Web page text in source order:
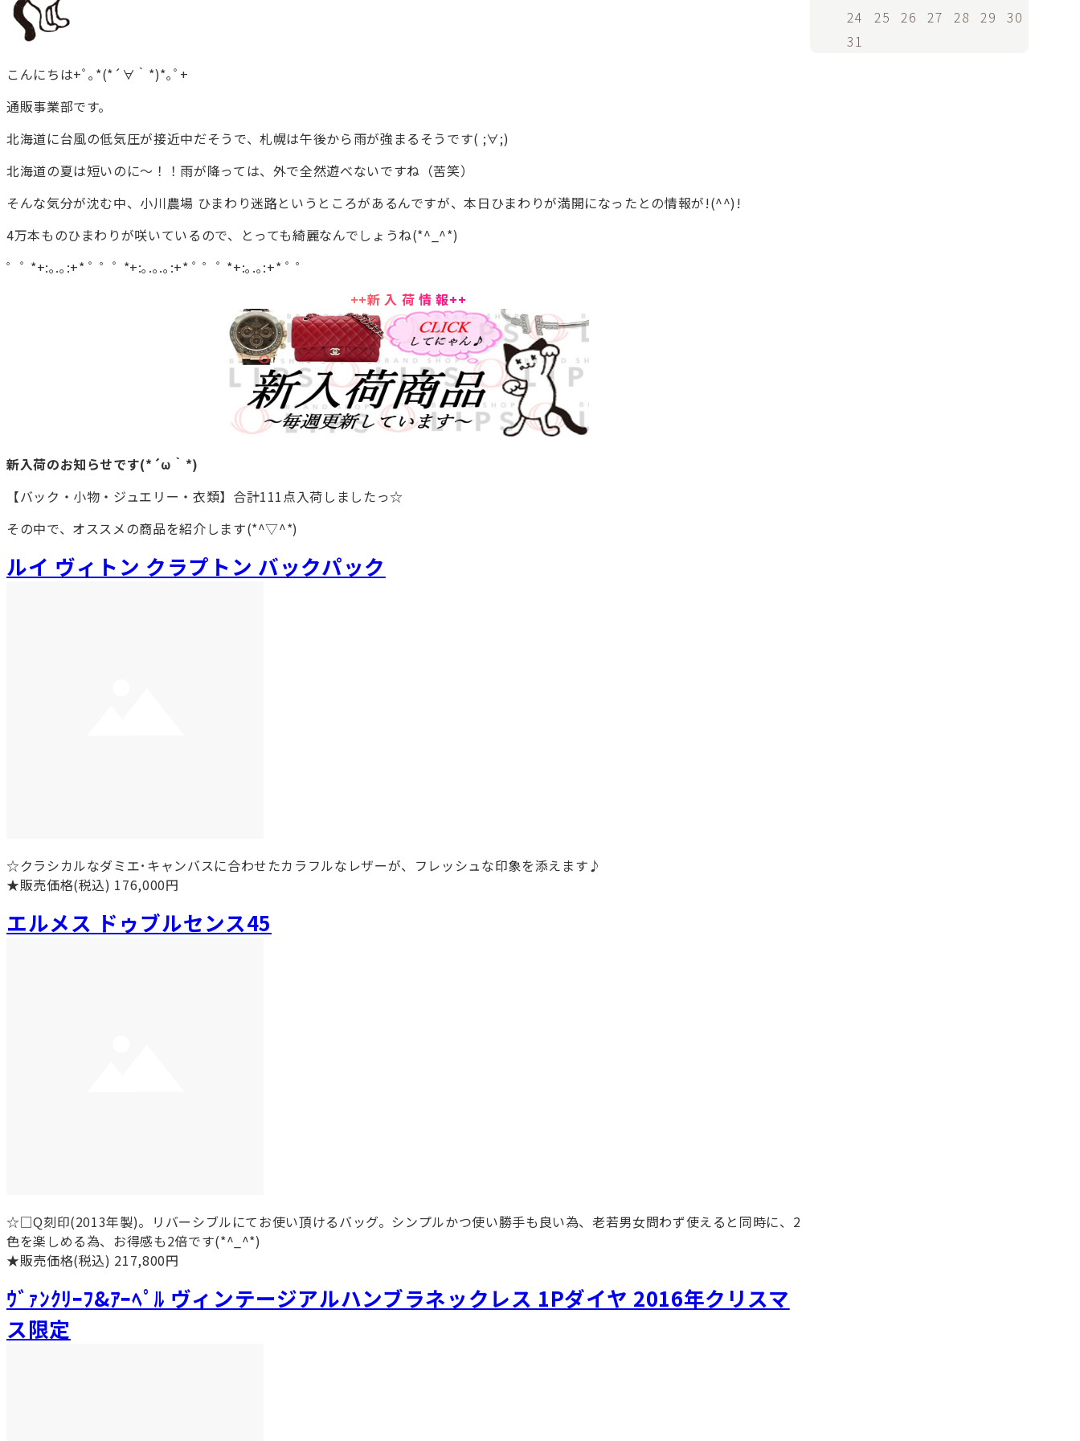
こんにちは+ﾟ｡*(*´∀｀*)*｡ﾟ+
通販事業部です。
北海道に台風の低気圧が接近中だそうで、札幌は午後から雨が強まるそうです( ;∀;)
北海道の夏は短いのに～！！雨が降っては、外で全然遊べないですね（苦笑）
そんな気分が沈む中、小川農場 ひまわり迷路というところがあるんですが、本日ひまわりが満開になったとの情報が!(^^)!
4万本ものひまわりが咲いているので、とっても綺麗なんでしょうね(*^_^*)
゜ﾟ *+:｡.｡:+* ﾟ ゜ﾟ *+:｡.｡.｡:+* ﾟ ゜ﾟ *+:｡.｡:+* ﾟ ゜
++新 入 荷 情 報++
新入荷のお知らせです(*´ω｀*)
【バック・小物・ジュエリー・衣類】合計111点入荷しましたっ☆
その中で、オススメの商品を紹介します(*^▽^*)
ルイ ヴィトン クラプトン バックパック
☆クラシカルなダミエ･キャンバスに合わせたカラフルなレザーが、フレッシュな印象を添えます♪
★販売価格(税込) 176,000円
エルメス ドゥブルセンス45
☆□Q刻印(2013年製)。リバーシブルにてお使い頂けるバッグ。シンプルかつ使い勝手も良い為、老若男女問わず使えると同時に、2
色を楽しめる為、お得感も2倍です(*^_^*)
★販売価格(税込) 217,800円
ｳﾞｧﾝｸﾘｰﾌ&ｱｰﾍﾟﾙ ヴィンテージアルハンブラネックレス 1Pダイヤ 2016年クリスマ
ス限定
24
25 26 27 28 29
30
31